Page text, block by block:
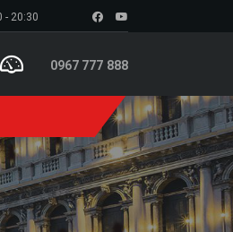
- 20:30
0967 777 888